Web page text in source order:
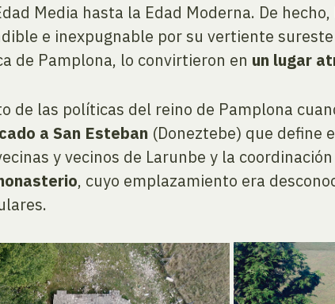
Media hasta la Edad Moderna. De
e inexpugnable por su vertiente
de Pamplona, lo convirtieron en un lugar
de las políticas del reino de Pamplona
a San Esteban (Doneztebe) que define
y vecinos de Larunbe y la
, cuyo emplazamiento era